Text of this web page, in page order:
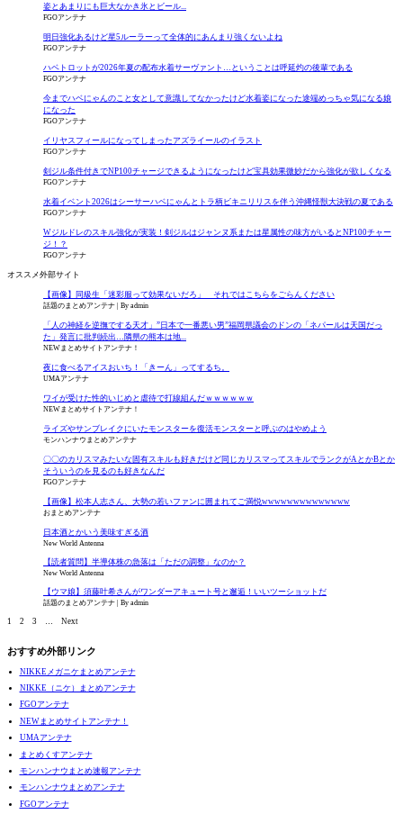
姿とあまりにも巨大なかき氷とビール...
FGOアンテナ
明日強化あるけど星5ルーラーって全体的にあんまり強くないよね
FGOアンテナ
ハベトロットが2026年夏の配布水着サーヴァント…ということは呼延灼の後輩である
FGOアンテナ
今までハベにゃんのこと女として意識してなかったけど水着姿になった途端めっちゃ気になる娘
になった
FGOアンテナ
イリヤスフィールになってしまったアズライールのイラスト
FGOアンテナ
剣ジル条件付きでNP100チャージできるようになったけど宝具効果微妙だから強化が欲しくなる
FGOアンテナ
水着イベント2026はシーサーハベにゃんとトラ柄ビキニリリスを伴う沖縄怪獣大決戦の夏である
FGOアンテナ
Wジルドレのスキル強化が実装！剣ジルはジャンヌ系または星属性の味方がいるとNP100チャー
ジ！？
FGOアンテナ
オススメ外部サイト
【画像】同級生「迷彩服って効果ないだろ」 それではこちらをごらんください
話題のまとめアンテナ By admin
「人の神経を逆撫でする天才」”日本で一番悪い男”福岡県議会のドンの「ネパールは天国だっ
た」発言に批判続出…隣県の熊本は地...
NEWまとめサイトアンテナ！
夜に食べるアイスおいち！「きーん」ってするち。
UMAアンテナ
ワイが受けた性的いじめと虐待で打線組んだｗｗｗｗｗｗ
NEWまとめサイトアンテナ！
ライズやサンブレイクにいたモンスターを復活モンスターと呼ぶのはやめよう
モンハンナウまとめアンテナ
〇〇のカリスマみたいな固有スキルも好きだけど同じカリスマってスキルでランクがAとかBとか
そういうのを見るのも好きなんだ
FGOアンテナ
【画像】松本人志さん、大勢の若いファンに囲まれてご満悦wwwwwwwwwwwwww
おまとめアンテナ
日本酒とかいう美味すぎる酒
New World Antenna
【読者質問】半導体株の急落は「ただの調整」なのか？
New World Antenna
【ウマ娘】須藤叶希さんがワンダーアキュート号と邂逅！いいツーショットだ
話題のまとめアンテナ By admin
1 2 3 Next
おすすめ外部リンク
NIKKEメガニケまとめアンテナ
NIKKE（ニケ）まとめアンテナ
FGOアンテナ
NEWまとめサイトアンテナ！
UMAアンテナ
まとめくすアンテナ
モンハンナウまとめ速報アンテナ
モンハンナウまとめアンテナ
FGOアンテナ